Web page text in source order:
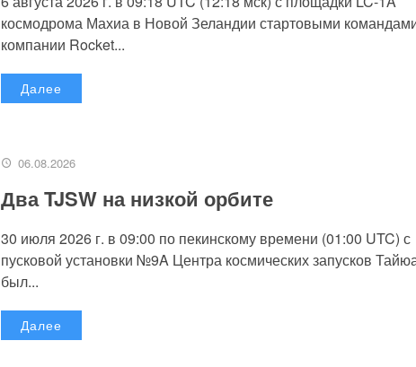
космодрома Махиа в Новой Зеландии стартовыми
компании Rocket...
Далее
06.08.2026
Два TJSW на низкой орбите
30 июля 2026 г. в 09:00 по пекинскому времени (01:00 UTC) с
пусковой установки №9A Центра космических запусков
был...
Далее